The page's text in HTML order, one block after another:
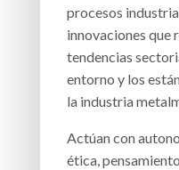
procesos
innovaciones que
tendencias
entorno y los
la industria
Actúan con
ética,